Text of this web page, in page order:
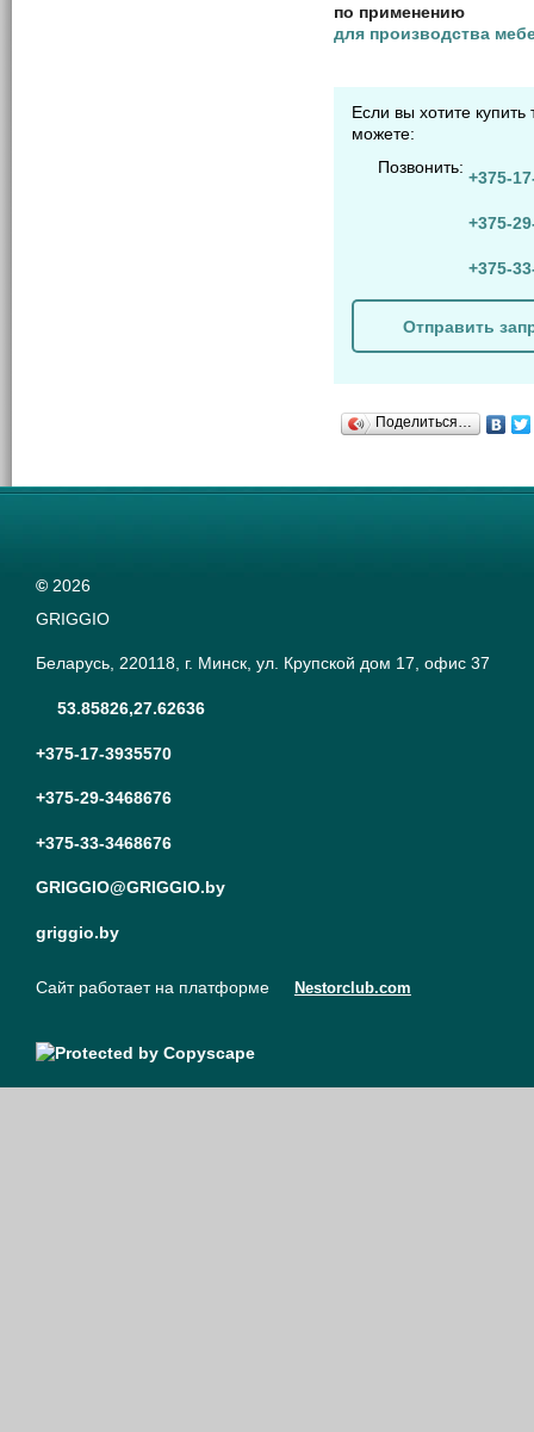
по применению
для производства
Если вы хотите
можете:
Позвонить:
+375-
+375-
+375-
Отправить
Поделиться…
© 2026
GRIGGIO
Беларусь, 220118, г. Минск, ул. Крупской дом 17, офис 37
53.85826,27.62636
+375-17-3935570
+375-29-3468676
+375-33-3468676
GRIGGIO@GRIGGIO.by
griggio.by
Сайт работает на платформе Nestorclub.com